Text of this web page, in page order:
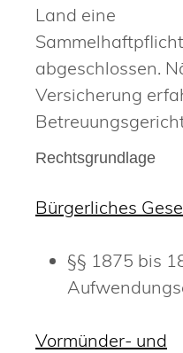
Land eine
abgeschlossen.
Versicherung
Rechtsgrundlage
Bürgerliches
§§ 1875 bis
Vormünder- und